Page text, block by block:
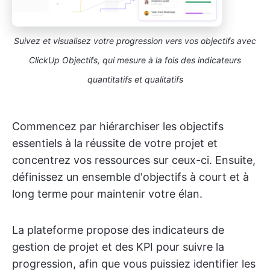
Suivez et visualisez votre progression vers vos objectifs avec
ClickUp Objectifs, qui mesure à la fois des indicateurs
quantitatifs et qualitatifs
Commencez par hiérarchiser les objectifs
essentiels à la réussite de votre projet et
concentrez vos ressources sur ceux-ci. Ensuite,
définissez un ensemble d'objectifs à court et à
long terme pour maintenir votre élan.
La plateforme propose des indicateurs de
gestion de projet et des KPI pour suivre la
progression, afin que vous puissiez identifier les